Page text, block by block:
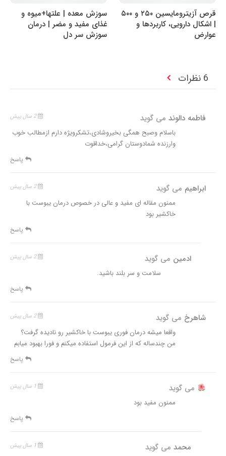
قرص آزیترومایسین ۲۵۰ و ۵۰۰
| اشکال دارویی، کاربردها و
عوارض
سوزش معده | علتها+میوه و
غذای مفید و مضر | درمان
سوزش سر دل
6 نظرات
فاطمه دالوند می گوید 2 سال پیش
باسلام وصبح همگی بخیروشادی،تشکرویژه دارم ازمطالب خوب
وارزنده شمادوستان گرامی،خداقوت
پاسخ
ابراهیم می گوید 2 سال پیش
ممنون مقاله ای مفید و عالی در خصوص درمان یبوست با
خاکشیر بود
پاسخ
ادمین می گوید 2 سال پیش
سلامت و سر بلند باشید.
پاسخ
شاهرخ می گوید 2 سال پیش
واقعا میشه درمان فوری یبوست با خاکشیر رو نادیده گرفت؟
من چندساله که از این فرمول استفاده میکنم و فورا بهبود میابم
پاسخ
می گوید
ممنون مفید بود
پاسخ
محمد می گوید